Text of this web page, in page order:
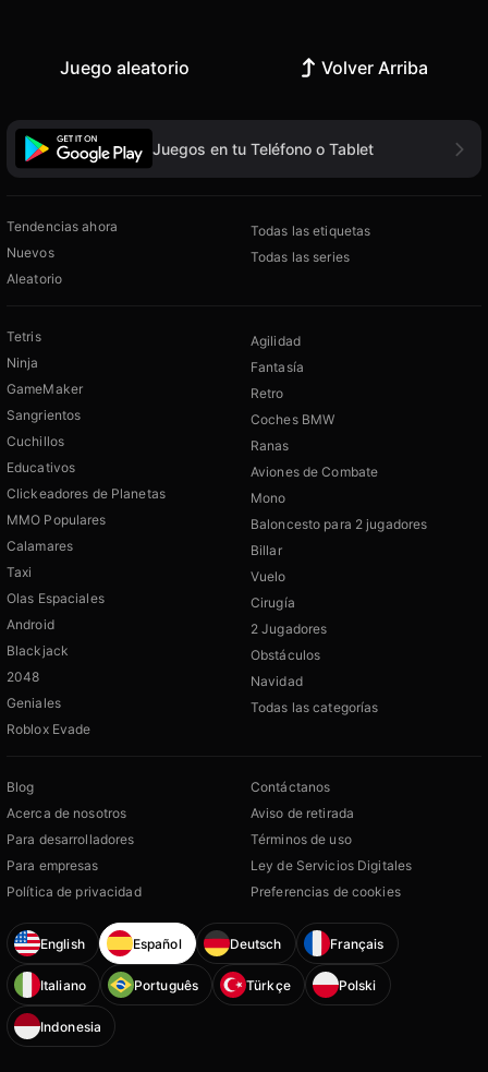
Juego aleatorio Volver Arriba
Juegos en tu Teléfono o Tablet
Tendencias ahora
Nuevos
Aleatorio
Todas las etiquetas
Todas las series
Tetris
Ninja
GameMaker
Sangrientos
Cuchillos
Educativos
Clickeadores de Planetas
MMO Populares
Calamares
Taxi
Olas Espaciales
Android
Blackjack
2048
Geniales
Roblox Evade
Agilidad
Fantasía
Retro
Coches BMW
Ranas
Aviones de Combate
Mono
Baloncesto para 2 jugadores
Billar
Vuelo
Cirugía
2 Jugadores
Obstáculos
Navidad
Todas las categorías
Blog
Acerca de nosotros
Para desarrolladores
Para empresas
Política de privacidad
Contáctanos
Aviso de retirada
Términos de uso
Ley de Servicios Digitales
Preferencias de cookies
English Español Deutsch Français
Italiano Português Türkçe Polski
Indonesia